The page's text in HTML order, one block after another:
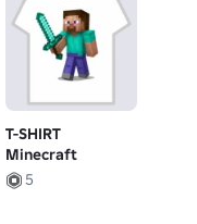
T-SHIRT
Minecraft
5